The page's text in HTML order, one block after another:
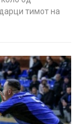
тимот на